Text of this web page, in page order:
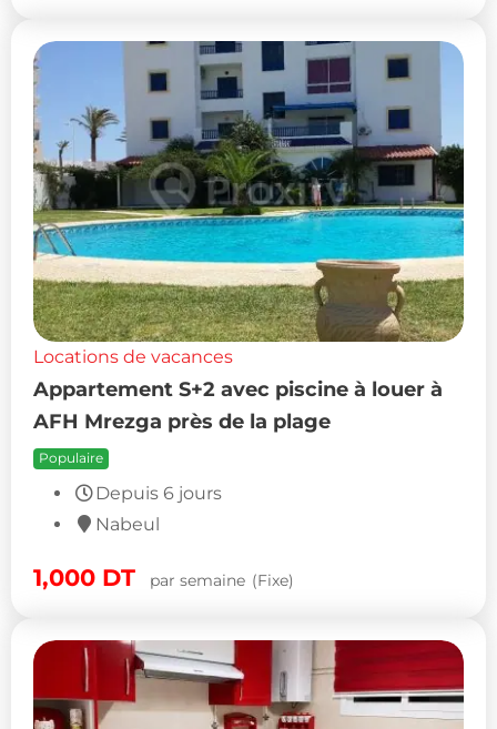
Locations de vacances
Appartement S+2 avec piscine à louer à
AFH Mrezga près de la plage
Populaire
Depuis 6 jours
Nabeul
1,000 DT par semaine (Fixe)